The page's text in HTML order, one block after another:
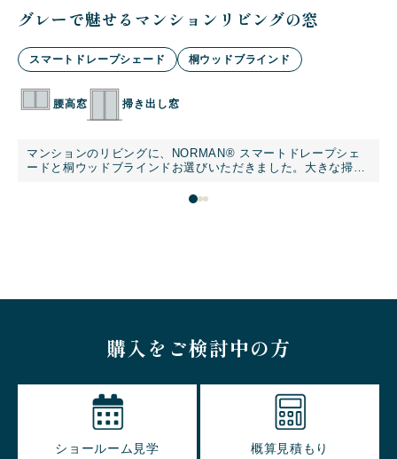
グレーで魅せるマンションリビングの窓
スマートドレープシェード 桐ウッドブラインド
腰高窓 掃き出し窓
マンションのリビングに、NORMAN® スマートドレープシェ
ードと桐ウッドブラインドお選びいただきました。大きな掃き
ェード、腰窓には木の質感を楽しめる桐ウッドブラインドを組
購入をご検討中の方
ショールーム見学 概算見積もり